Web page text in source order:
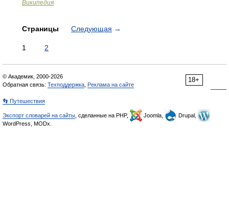
Википедия
Страницы Следующая →
1 2
18+
© Академик, 2000-2026
Обратная связь: Техподдержка Реклама на сайте
👣 Путешествия
Экспорт словарей на сайты , сделанные на PHP, Joomla,
Drupal,
WordPress, MODx.